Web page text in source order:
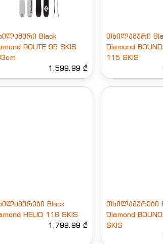
Black
ROUTE 95 SKIS
1,599.99 ₾
თხილამური
Diamond
115 SKIS
Black
HELIO 116 SKIS
1,799.99 ₾
თხილამურები
Diamond
SKIS